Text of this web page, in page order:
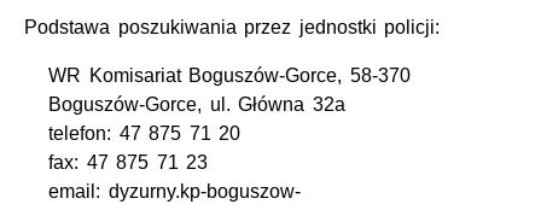
Podstawa poszukiwania przez jednostki policji:
WR Komisariat Boguszów-Gorce, 58-370
Boguszów-Gorce, ul. Główna 32a
telefon: 47 875 71 20
fax: 47 875 71 23
email: dyzurny.kp-boguszow-